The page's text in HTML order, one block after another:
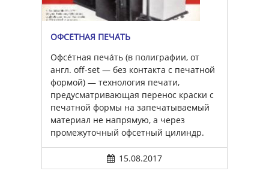
ОФСЕ́ТНАЯ ПЕЧА́ТЬ
Офсе́тная печа́ть (в полиграфии, от
англ. off-set — без контакта с печатной
формой) — технология печати,
предусматривающая перенос краски с
печатной формы на запечатываемый
материал не напрямую, а через
промежуточный офсетный цилиндр.
15.08.2017